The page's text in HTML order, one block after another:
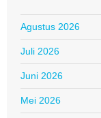
Agustus 2026
Juli 2026
Juni 2026
Mei 2026